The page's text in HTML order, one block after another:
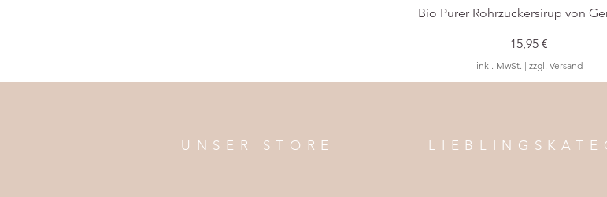
Bio Purer Rohrzuckersirup von
Preis
15,95 €
inkl. MwSt. | zzgl. Versand
UNSER STORE